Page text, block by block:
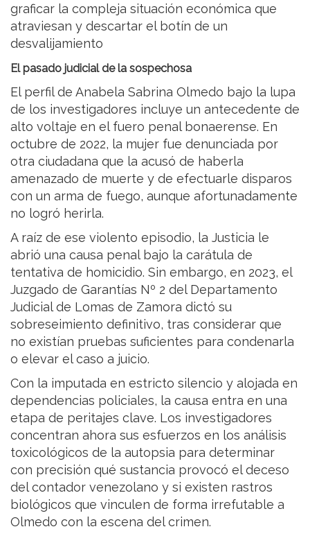
graficar la compleja situación económica que
atraviesan y descartar el botín de un
desvalijamiento
El pasado judicial de la sospechosa
El perfil de Anabela Sabrina Olmedo bajo la lupa
de los investigadores incluye un antecedente de
alto voltaje en el fuero penal bonaerense. En
octubre de 2022, la mujer fue denunciada por
otra ciudadana que la acusó de haberla
amenazado de muerte y de efectuarle disparos
con un arma de fuego, aunque afortunadamente
no logró herirla.
A raíz de ese violento episodio, la Justicia le
abrió una causa penal bajo la carátula de
tentativa de homicidio. Sin embargo, en 2023, el
Juzgado de Garantías Nº 2 del Departamento
Judicial de Lomas de Zamora dictó su
sobreseimiento definitivo, tras considerar que
no existían pruebas suficientes para condenarla
o elevar el caso a juicio.
Con la imputada en estricto silencio y alojada en
dependencias policiales, la causa entra en una
etapa de peritajes clave. Los investigadores
concentran ahora sus esfuerzos en los análisis
toxicológicos de la autopsia para determinar
con precisión qué sustancia provocó el deceso
del contador venezolano y si existen rastros
biológicos que vinculen de forma irrefutable a
Olmedo con la escena del crimen.